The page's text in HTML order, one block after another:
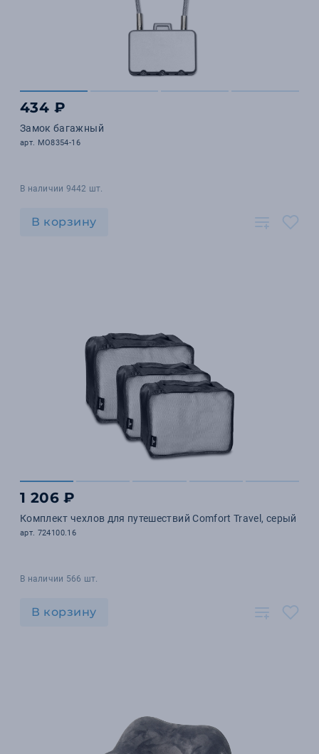
434 ₽
Замок багажный
арт. MO8354-16
В наличии 9442 шт.
В корзину
1 206 ₽
Комплект чехлов для путешествий Comfort Travel, серый
арт. 724100.16
В наличии 566 шт.
В корзину